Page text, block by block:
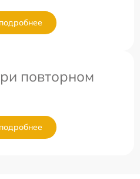
повторном